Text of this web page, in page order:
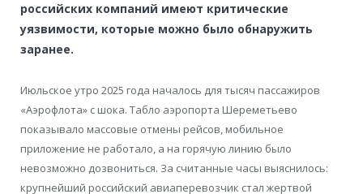
российских компаний имеют критические
уязвимости, которые можно было обнаружить
заранее.
Июльское утро 2025 года началось для тысяч пассажиров
«Аэрофлота» с шока. Табло аэропорта Шереметьево
показывало массовые отмены рейсов, мобильное
приложение не работало, а на горячую линию было
невозможно дозвониться. За считанные часы выяснилось:
крупнейший российский авиаперевозчик стал жертвой